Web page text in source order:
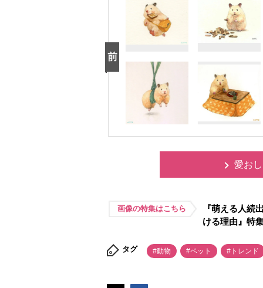
愛お
画像の特集はこちら
『萌える人続
ける理由』特
タグ #動物 #ペット #トレンド